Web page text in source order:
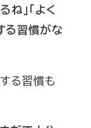
ね」「よく
る習慣がな
る習慣も